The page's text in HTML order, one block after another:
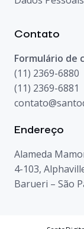
Contato
Formulário de
(11) 2369-6880
(11) 2369-6881
Endereço
Alameda
4-103,
Barueri – São